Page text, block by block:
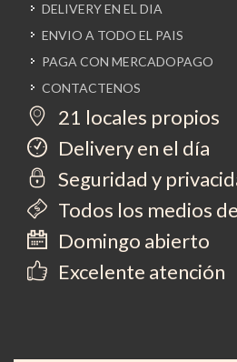
DELIVERY EN EL DIA
ENVIO A TODO EL PAIS
PAGA CON MERCADOPAGO
CONTACTENOS
21 locales propios
Delivery en el día
Seguridad y
Todos los medios
Domingo abierto
Excelente atención